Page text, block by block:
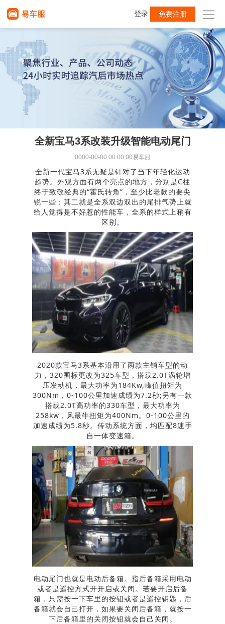
登录 免费注册
全新宝马3系改装升级智能电动尾门
0000-00-00 00:00:00易车服
全新一代宝马3系无疑是针对了当下年轻化运动
趋势。外观方面有两个亮点的地方，分别是C柱
终于致敬经典的“霍氏转角”，至少比老款的要尖
锐一些；其二就是全系双边双出的尾排气势上就
给人觉得是不好惹的性能车，全系的样式上稍有
区别。
2020款宝马3系基本沿用了两款主销车型的动
力，320围标更改为325车型，搭载2.0T涡轮增
压发动机，最大功率为184Kw,峰值扭矩为
300Nm，0-100公里加速成绩为7.2秒;另有一款
搭载2.0T高功率的330车型，最大功率为
258kw，风最牛扭矩为400Nm。0-100公里的
加速成绩为5.8秒。传动系统方面，均匹配8速手
自一体变速箱。
电动尾门也就是电动后备箱。指后备箱采用电动
或者是遥控方式开开启或关闭。若要开启后备
箱，只需按一下车里的按钮或者是遥控钥匙，后
备箱就会自己打开，如果要关闭后备箱，就按一
下后备箱里的关闭按钮就会自己关闭。